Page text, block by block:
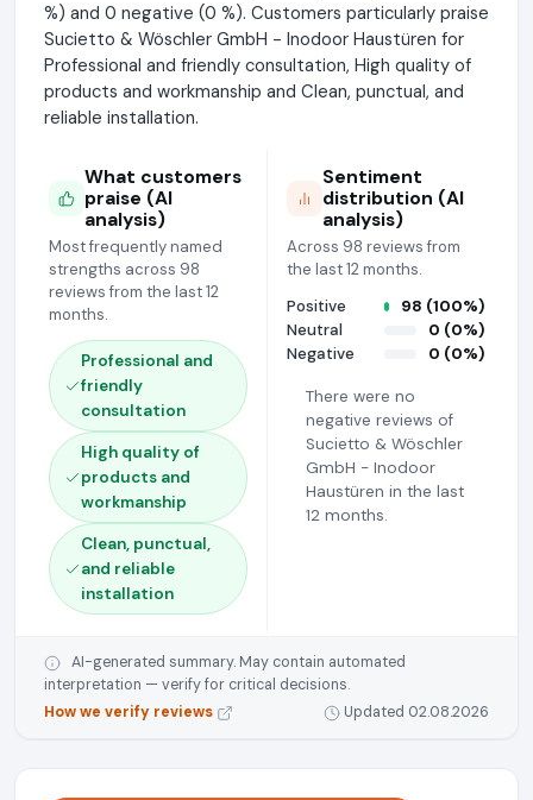
%) and 0 negative (0 %). Customers particularly praise
Sucietto & Wöschler GmbH - Inodoor Haustüren for
Professional and friendly consultation, High quality of
products and workmanship and Clean, punctual, and
reliable installation.
What customers
praise (AI
analysis)
Most frequently named
strengths across 98
reviews from the last 12
months.
Professional and
friendly
consultation
High quality of
products and
workmanship
Clean, punctual,
and reliable
installation
Sentiment
distribution (AI
analysis)
Across 98 reviews from
the last 12 months.
Positive
98 (100%)
Neutral
0 (0%)
Negative
0 (0%)
There were no
negative reviews of
Sucietto & Wöschler
GmbH - Inodoor
Haustüren in the last
12 months.
AI-generated summary. May contain automated
interpretation — verify for critical decisions.
How we verify reviews
Updated 02.08.2026